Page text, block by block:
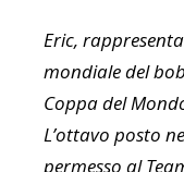
Eric,
mondiale del
Coppa del
L’ottavo posto
permesso al